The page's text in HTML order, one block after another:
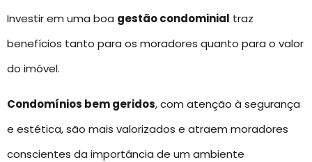
Investir em uma boa gestão condominial traz
benefícios tanto para os moradores quanto para o valor
do imóvel.
Condomínios bem geridos, com atenção à segurança
e estética, são mais valorizados e atraem moradores
conscientes da importância de um ambiente